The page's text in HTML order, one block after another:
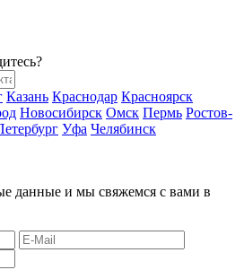
Казань Краснодар Красноярск
Новосибирск Омск Пермь Ростов-
Уфа Челябинск
данные и мы свяжемся с вами в